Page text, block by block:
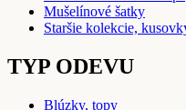
Mušelínové šatky
Staršie kolekcie,
TYP ODEVU
Blúzky, topy